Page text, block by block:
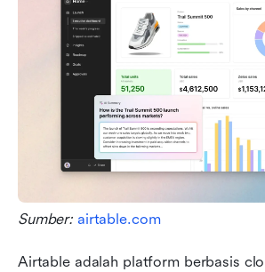
Sumber: airtable.com
Airtable adalah platform berbasis